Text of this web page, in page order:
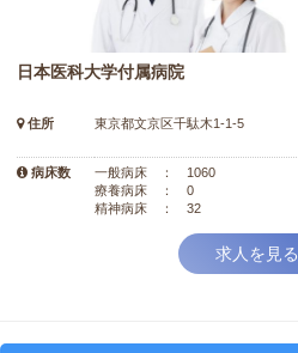
日本医科大学付属病院
住所 東京都文京区千駄木1-1-5
病床数
一般病床 ： 1060
療養病床 ： 0
精神病床 ： 32
求人を見る